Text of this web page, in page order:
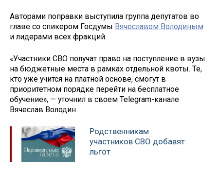
Авторами поправки выступила группа депутатов во
главе со спикером Госдумы Вячеславом Володиным
и лидерами всех фракций.
«Участники СВО получат право на поступление в вузы
на бюджетные места в рамках отдельной квоты. Те,
кто уже учится на платной основе, смогут в
приоритетном порядке перейти на бесплатное
обучение», — уточнил в своем Telegram-канале
Вячеслав Володин.
Родственникам
участников СВО добавят
льгот